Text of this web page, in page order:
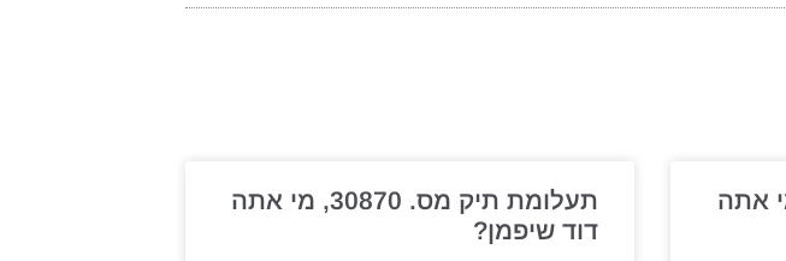
מס. 30873, מי אתה
תעלומת תיק מס. 30870, מי אתה
דוד שיפמן?